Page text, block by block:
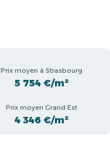
Prix moyen à Strasbourg
5 754 €/m²
Prix moyen Grand Est
4 346 €/m²